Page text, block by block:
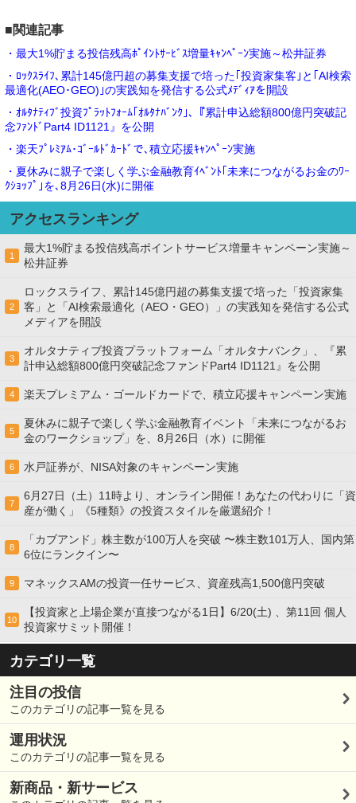
■関連記事
・最大1%貯まる投信残高ﾎﾟｲﾝﾄｻｰﾋﾞｽ増量ｷｬﾝﾍﾟｰﾝ実施～松井証券
・ﾛｯｸｽﾗｲﾌ､累計145億円超の募集支援で培った｢投資家集客｣と｢AI検索
最適化(AEO･GEO)｣の実践知を発信する公式ﾒﾃﾞｨｱを開設
・ｵﾙﾀﾅﾃｨﾌﾞ投資ﾌﾟﾗｯﾄﾌｫｰﾑ｢ｵﾙﾀﾅﾊﾞﾝｸ｣､『累計申込総額800億円突破記
念ﾌｧﾝﾄﾞPart4 ID1121』を公開
・楽天ﾌﾟﾚﾐｱﾑ･ｺﾞｰﾙﾄﾞｶｰﾄﾞで､積立応援ｷｬﾝﾍﾟｰﾝ実施
・夏休みに親子で楽しく学ぶ金融教育ｲﾍﾞﾝﾄ｢未来につながるお金のﾜｰ
ｸｼｮｯﾌﾟ｣を､8月26日(水)に開催
アクセスランキング
1
最大1%貯まる投信残高ポイントサービス増量キャンペーン実施～
松井証券
2
ロックスライフ、累計145億円超の募集支援で培った「投資家集
客」と「AI検索最適化（AEO・GEO）」の実践知を発信する公式
メディアを開設
3
オルタナティブ投資プラットフォーム「オルタナバンク」、『累
計申込総額800億円突破記念ファンドPart4 ID1121』を公開
4 楽天プレミアム・ゴールドカードで、積立応援キャンペーン実施
5
夏休みに親子で楽しく学ぶ金融教育イベント「未来につながるお
金のワークショップ」を、8月26日（水）に開催
6 水戸証券が、NISA対象のキャンペーン実施
7
6月27日（土）11時より、オンライン開催！あなたの代わりに「資
産が働く」《5種類》の投資スタイルを厳選紹介！
8
「カブアンド」株主数が100万人を突破 〜株主数101万人、国内第
6位にランクイン〜
9 マネックスAMの投資一任サービス、資産残高1,500億円突破
10
【投資家と上場企業が直接つながる1日】6/20(土) 、第11回 個人
投資家サミット開催！
カテゴリ一覧
注目の投信
このカテゴリの記事一覧を見る
運用状況
このカテゴリの記事一覧を見る
新商品・新サービス